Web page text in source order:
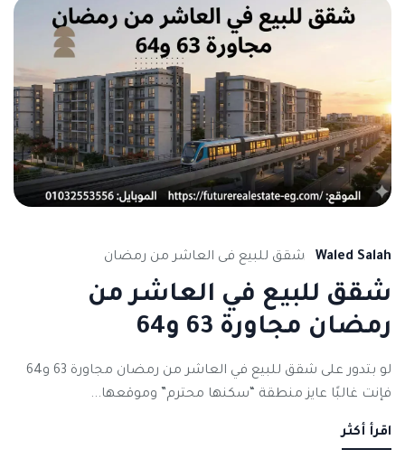
Waled Salah شقق للبيع فى العاشر من رمضان
شقق للبيع في العاشر من
رمضان مجاورة 63 و64
لو بتدور على شقق للبيع في العاشر من رمضان مجاورة 63 و64
فإنت غالبًا عايز منطقة “سكنها محترم” وموقعها...
اقرأ أكثر